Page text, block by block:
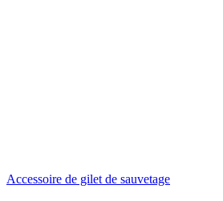
Accessoire de gilet de sauvetage